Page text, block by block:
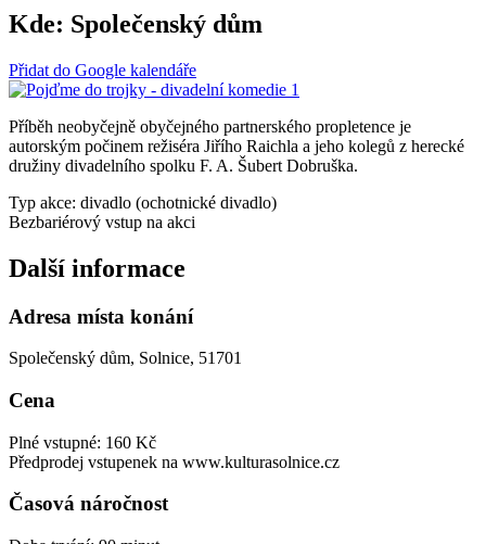
Kde: Společenský dům
Přidat do Google kalendáře
Příběh neobyčejně obyčejného partnerského propletence je
autorským počinem režiséra Jiřího Raichla a jeho kolegů z herecké
družiny divadelního spolku F. A. Šubert Dobruška.
Typ akce: divadlo (ochotnické divadlo)
Bezbariérový vstup na akci
Další informace
Adresa místa konání
Společenský dům, Solnice, 51701
Cena
Plné vstupné: 160 Kč
Předprodej vstupenek na www.kulturasolnice.cz
Časová náročnost